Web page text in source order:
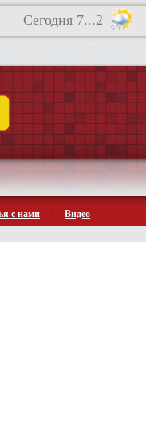
Сегодня 7...2
с нами Видео